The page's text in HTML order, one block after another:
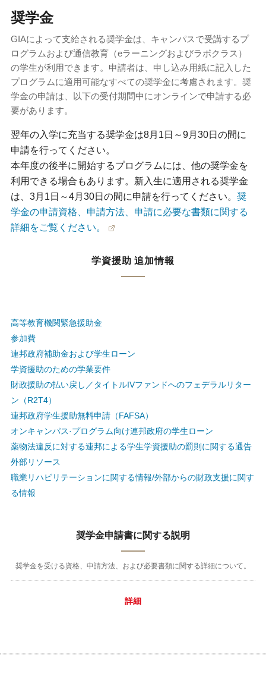
奨学金
GIAによって支給される奨学金は、キャンパスで受講するプ
ログラムおよび通信教育（eラーニングおよびラボクラス）
の学生が利用できます。申請者は、申し込み用紙に記入した
プログラムに適用可能なすべての奨学金に考慮されます。奨
学金の申請は、以下の受付期間中にオンラインで申請する必
要があります。
翌年の入学に充当する奨学金は8月1日～9月30日の間に
申請を行ってください。
本年度の後半に開始するプログラムには、他の奨学金を
利用できる場合もあります。新入生に適用される奨学金
は、3月1日～4月30日の間に申請を行ってください。 奨
学金の申請資格、申請方法、申請に必要な書類に関する
詳細をご覧ください。
学資援助 追加情報
高等教育機関緊急援助金
参加費
連邦政府補助金および学生ローン
学資援助のための学業要件
財政援助の払い戻し／タイトルIVファンドへのフェデラルリター
ン（R2T4）
連邦政府学生援助無料申請（FAFSA）
オンキャンパス·プログラム向け連邦政府の学生ローン
薬物法違反に対する連邦による学生学資援助の罰則に関する通告
外部リソース
職業リハビリテーションに関する情報/外部からの財政支援に関す
る情報
奨学金申請書に関する説明
奨学金を受ける資格、申請方法、および必要書類に関する詳細について。
詳細